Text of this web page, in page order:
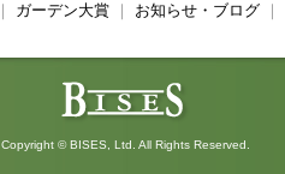
ガーデン大賞 お知らせ・ブログ
Copyright © BISES, Ltd. All Rights Reserved.